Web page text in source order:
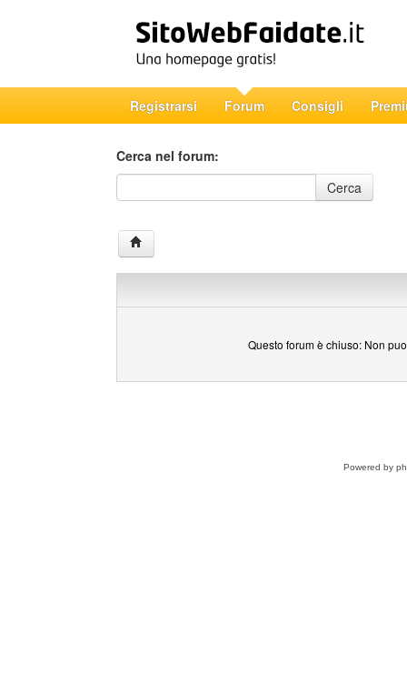
Registrarsi Forum Consigli
Cerca nel forum:
Cerca nel forum
Cerca
Questo forum è chiuso: Non
Powered by